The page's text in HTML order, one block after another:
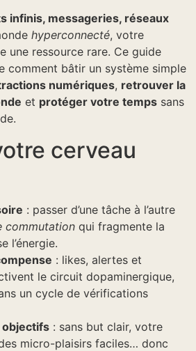
infinis, messageries, réseaux
hyperconnecté, votre
une ressource rare. Ce guide
comment bâtir un système simple
numériques, retrouver la
et protéger votre temps sans
cerveau
: passer d’une tâche à l’autre
commutation qui fragmente la
l’énergie.
: likes, alertes et
le circuit dopaminergique,
un cycle de vérifications
: sans but clair, votre
micro-plaisirs faciles… donc